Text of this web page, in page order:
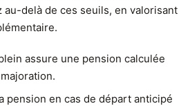
au-delà de ces seuils, en valorisant
assure une pension calculée
pension en cas de départ anticipé